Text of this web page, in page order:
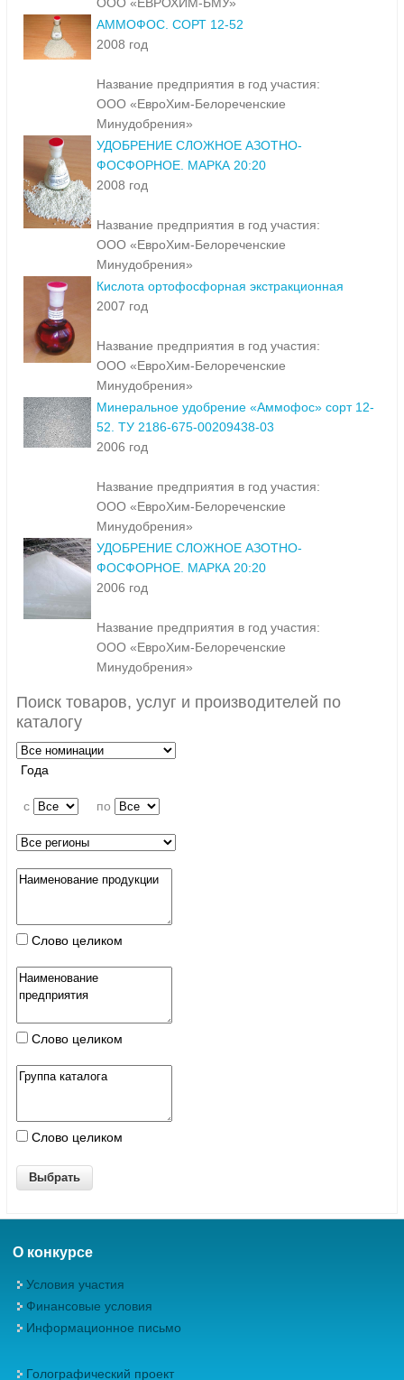
ООО «ЕВРОХИМ-БМУ»
АММОФОС. СОРТ 12-52
2008 год
Название предприятия в год участия:
ООО «ЕвроХим-Белореченские
Минудобрения»
УДОБРЕНИЕ СЛОЖНОЕ АЗОТНО-
ФОСФОРНОЕ. МАРКА 20:20
2008 год
Название предприятия в год участия:
ООО «ЕвроХим-Белореченские
Минудобрения»
Кислота ортофосфорная экстракционная
2007 год
Название предприятия в год участия:
ООО «ЕвроХим-Белореченские
Минудобрения»
Минеральное удобрение «Аммофос» сорт 12-
52. ТУ 2186-675-00209438-03
2006 год
Название предприятия в год участия:
ООО «ЕвроХим-Белореченские
Минудобрения»
УДОБРЕНИЕ СЛОЖНОЕ АЗОТНО-
ФОСФОРНОЕ. МАРКА 20:20
2006 год
Название предприятия в год участия:
ООО «ЕвроХим-Белореченские
Минудобрения»
Поиск товаров, услуг и производителей по
каталогу
Года
c по
Слово целиком
Слово целиком
Слово целиком
О конкурсе
Условия участия
Финансовые условия
Информационное письмо
Голографический проект